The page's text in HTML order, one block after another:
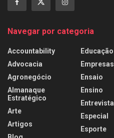
Navegar por categoria
Accountability
Advocacia
Agronegócio
Almanaque
Estratégico
Arte
Artigos
Educação
Empresas
Ensaio
Ensino
Entrevista
Especial
Esporte